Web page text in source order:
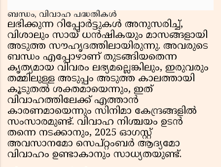
ബന്ധം, വിവാഹ പദ്ധതികൾ
ലഭിക്കുന്ന റിപ്പോർട്ടുകൾ അനുസരിച്ച്,
വിശാലും സായ് ധൻഷികയും മാസങ്ങളായി
അടുത്ത സൗഹൃദത്തിലായിരുന്നു. അവരുടെ
ബന്ധം എപ്പോഴാണ് തുടങ്ങിയതെന്ന
കൃത്യമായ വിവരം ലഭ്യമല്ലെങ്കിലും, ഇരുവരും
തമ്മിലുള്ള അടുപ്പം അടുത്ത കാലത്തായി
കൂടുതൽ ശക്തമായെന്നും, ഇത്
വിവാഹത്തിലേക്ക് എത്താൻ
കാരണമായെന്നും സിനിമാ കേന്ദ്രങ്ങളിൽ
സംസാരമുണ്ട്. വിവാഹ നിശ്ചയം ഉടൻ
തന്നെ നടക്കാനും, 2025 ഓഗസ്റ്റ്
അവസാനമോ സെപ്റ്റംബർ ആദ്യമോ
വിവാഹം ഉണ്ടാകാനും സാധ്യതയുണ്ട്.